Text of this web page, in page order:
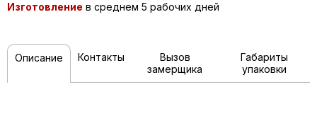
Изготовление в среднем 5 рабочих дней
Описание Контакты
Вызов
замерщика
Габариты
упаковки